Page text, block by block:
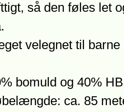
så den føles let
velegnet til
bomuld og 40%
ca. 85